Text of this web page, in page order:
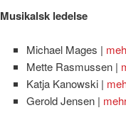
Musikalsk ledelse
Michael Mages |
Mette Rasmussen |
Katja Kanowski |
Gerold Jensen |